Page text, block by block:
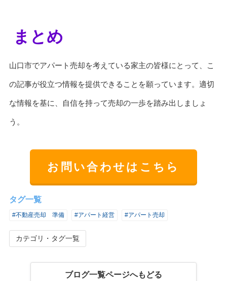
まとめ
山口市でアパート売却を考えている家主の皆様にとって、こ
の記事が役立つ情報を提供できることを願っています。適切
な情報を基に、自信を持って売却の一歩を踏み出しましょ
う。
お問い合わせはこちら
タグ一覧
#不動産売却 準備 #アパート経営 #アパート売却
カテゴリ・タグ一覧
ブログ一覧ページへもどる